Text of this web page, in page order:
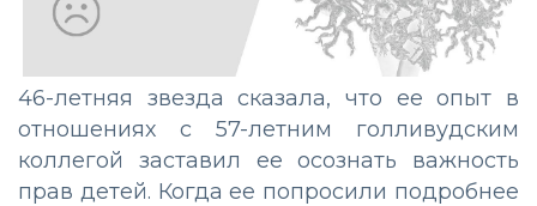
46-летняя звезда сказала, что ее опыт в
отношениях с 57-летним голливудским
коллегой заставил ее осознать важность
прав детей. Когда ее попросили подробнее